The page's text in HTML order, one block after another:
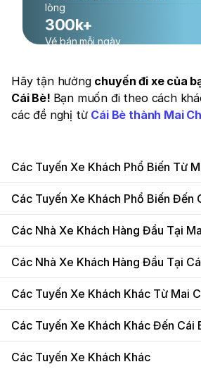
lòng
300k+
Vé bán mỗi ngày
Hãy tận hưởng chuyến đi xe của
Cái Bè! Bạn muốn đi theo cách
các đề nghị từ Cái Bè thành Mai
Các Tuyến Xe Khách Phổ Biến Từ
Các Tuyến Xe Khách Phổ Biến Đến
Các Nhà Xe Khách Hàng Đầu Tại
Các Nhà Xe Khách Hàng Đầu Tại
Các Tuyến Xe Khách Khác Từ Mai
Các Tuyến Xe Khách Khác Đến Cái
Các Tuyến Xe Khách Khác